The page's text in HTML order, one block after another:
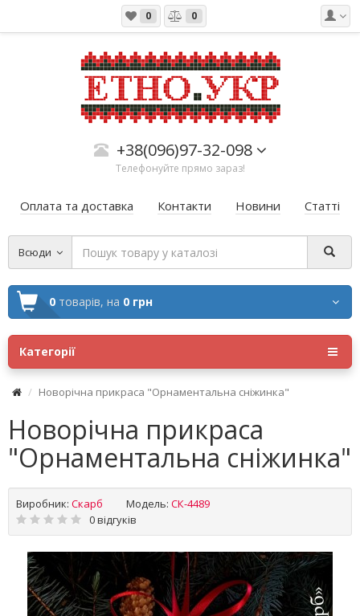
0 0
+38(096)97-32-098
Телефонуйте прямо зараз!
Оплата та доставка Контакти Новини Статті
Всюди
0 товарів, на 0 грн
Категорії
Новорічна прикраса "Орнаментальна сніжинка"
Новорічна прикраса
"Орнаментальна сніжинка"
Виробник: Скарб Модель: СК-4489
0 відгуків